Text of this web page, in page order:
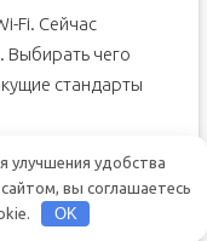
Fi. Сейчас
Выбирать чего
стандарты
позволяют
(или репитера).
сигнала, и
улучшения удобства
вы соглашаетесь
OK